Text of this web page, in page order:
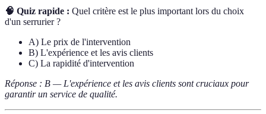
🧠 Quiz rapide : Quel critère est le plus important lors du choix
d'un serrurier ?
A) Le prix de l'intervention
B) L'expérience et les avis clients
C) La rapidité d'intervention
Réponse : B — L'expérience et les avis clients sont cruciaux pour
garantir un service de qualité.